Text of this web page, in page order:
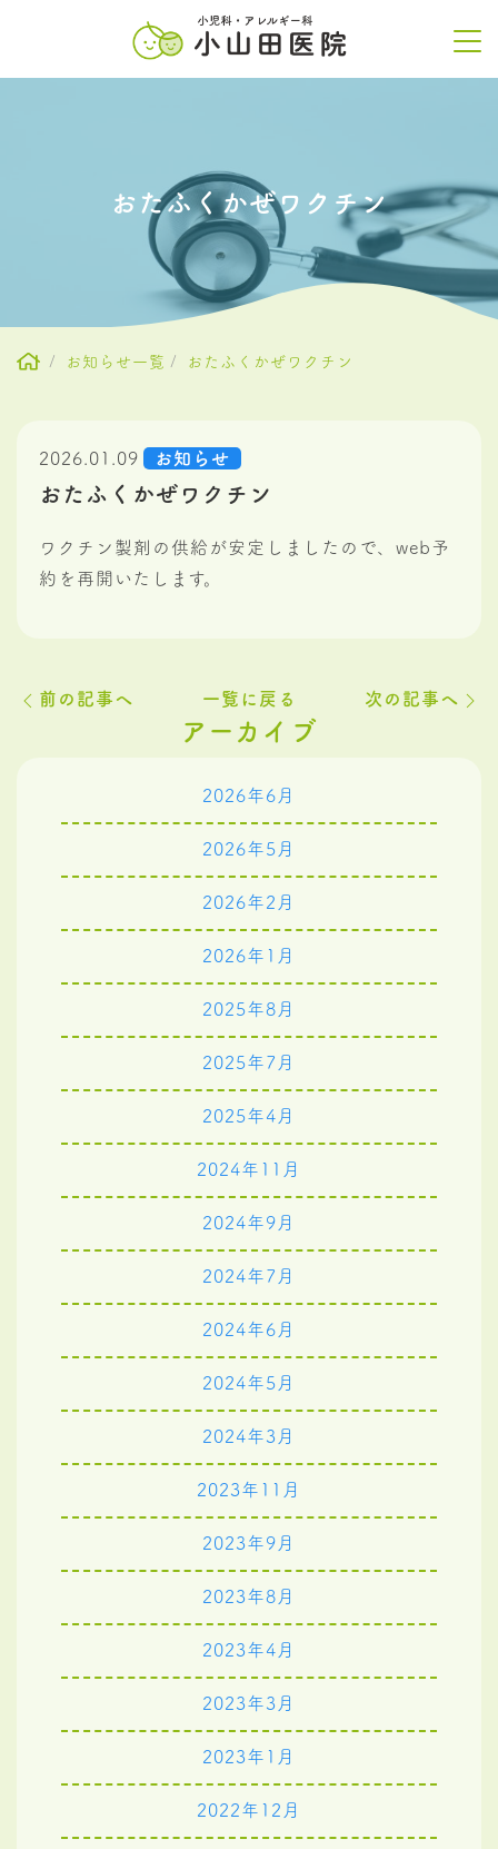
おたふくかぜワクチン
お知らせ一覧 おたふくかぜワクチン
2026.01.09 お知らせ
おたふくかぜワクチン
ワクチン製剤の供給が安定しましたので、web予
約を再開いたします。
前の記事へ 一覧に戻る 次の記事へ
アーカイブ
2026年6月
2026年5月
2026年2月
2026年1月
2025年8月
2025年7月
2025年4月
2024年11月
2024年9月
2024年7月
2024年6月
2024年5月
2024年3月
2023年11月
2023年9月
2023年8月
2023年4月
2023年3月
2023年1月
2022年12月